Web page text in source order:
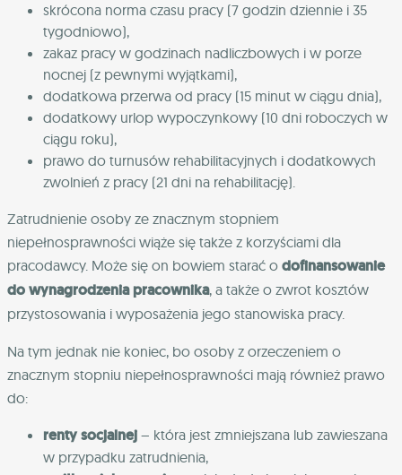
skrócona norma czasu pracy (7 godzin dziennie i 35
tygodniowo),
zakaz pracy w godzinach nadliczbowych i w porze
nocnej (z pewnymi wyjątkami),
dodatkowa przerwa od pracy (15 minut w ciągu dnia),
dodatkowy urlop wypoczynkowy (10 dni roboczych w
ciągu roku),
prawo do turnusów rehabilitacyjnych i dodatkowych
zwolnień z pracy (21 dni na rehabilitację).
Zatrudnienie osoby ze znacznym stopniem
niepełnosprawności wiąże się także z korzyściami dla
pracodawcy. Może się on bowiem starać o dofinansowanie
do wynagrodzenia pracownika, a także o zwrot kosztów
przystosowania i wyposażenia jego stanowiska pracy.
Na tym jednak nie koniec, bo osoby z orzeczeniem o
znacznym stopniu niepełnosprawności mają również prawo
do:
renty socjalnej – która jest zmniejszana lub zawieszana
w przypadku zatrudnienia,